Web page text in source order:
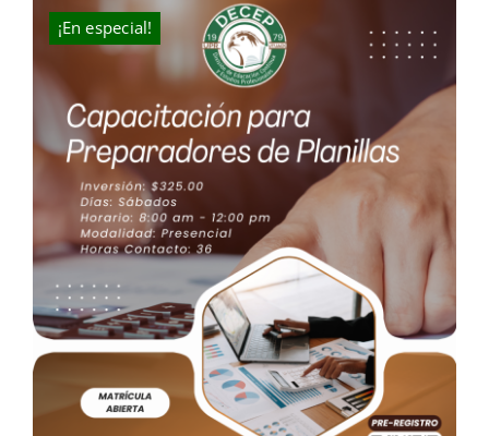
$300.00.
¡En especial!